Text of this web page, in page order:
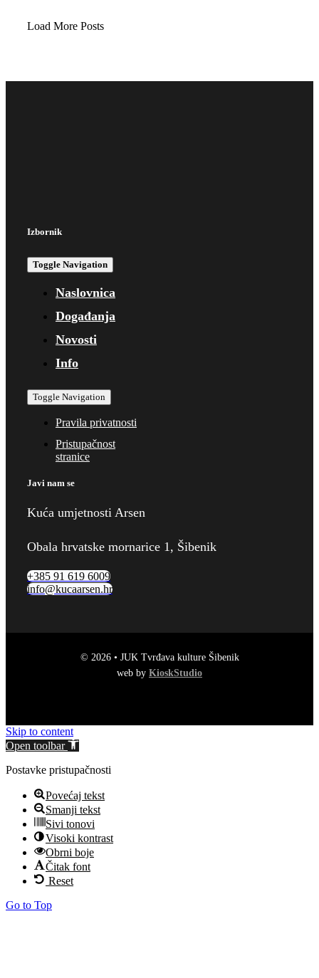
Load More Posts
Izbornik
Toggle Navigation
Naslovnica
Događanja
Novosti
Info
Toggle Navigation
Pravila privatnosti
Pristupačnost
stranice
Javi nam se
Kuća umjetnosti Arsen
Obala hrvatske mornarice 1, Šibenik
+385 91 619 6009
info@kucaarsen.hr
© 2026 • JUK Tvrđava kulture Šibenik
web by KioskStudio
Skip to content
Open toolbar
Postavke pristupačnosti
Povećaj tekst
Smanji tekst
Sivi tonovi
Visoki kontrast
Obrni boje
Čitak font
Reset
Go to Top